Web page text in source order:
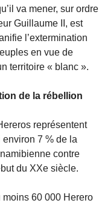
va mener, sur ordre
Guillaume II, est
l’extermination
en vue de
territoire « blanc ».
de la rébellion
représentent
environ 7 % de la
contre
du XXe siècle.
moins 60 000 Herero